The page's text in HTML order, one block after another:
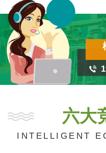
六大
INTELLIGENT